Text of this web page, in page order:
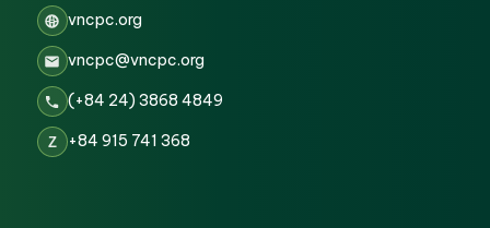
vncpc.org
vncpc@vncpc.org
(+84 24) 3868 4849
Z +84 915 741 368